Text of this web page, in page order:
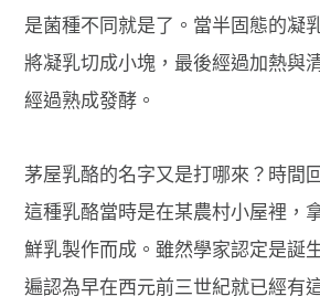
是菌種不同就是了。當半固態的凝
將凝乳切成小塊，最後經過加熱與
經過熟成發酵。
茅屋乳酪的名字又是打哪來？時間
這種乳酪當時是在某農村小屋裡，
鮮乳製作而成。雖然學家認定是誕
遍認為早在西元前三世紀就已經有